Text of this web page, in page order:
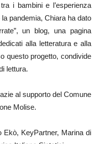
i bambini e l’esperienza
pandemia, Chiara ha dato
un blog, una pagina
alla letteratura e alla
questo progetto, condivide
lettura.
al supporto del Comune
Molise.
Ekò, KeyPartner, Marina di